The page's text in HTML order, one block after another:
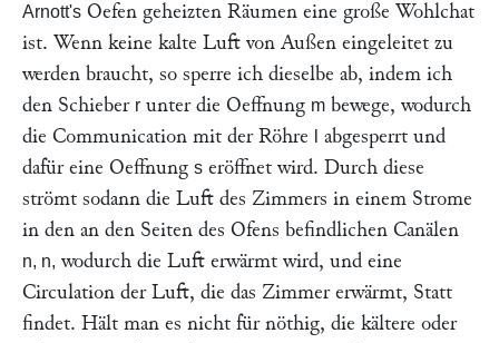
Arnott's Oefen geheizten Räumen eine große Wohlchat
ist. Wenn keine kalte Luft von Außen eingeleitet zu
werden braucht, so sperre ich dieselbe ab, indem ich
den Schieber r unter die Oeffnung m bewege, wodurch
die Communication mit der Röhre
abgesperrt und
dafür eine Oeffnung s eröffnet wird. Durch diese
strömt sodann die Luft des Zimmers in einem Strome
in den an den Seiten des Ofens befindlichen Canälen
n, n, wodurch die Luft erwärmt wird, und eine
Circulation der Luft, die das Zimmer erwärmt, Statt
findet. Hält man es nicht für nöthig, die kältere oder